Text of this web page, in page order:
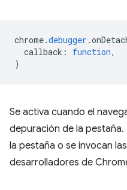
chrome.debugger .
callback : function,
)
Se activa cuando el
depuración de la
la pestaña o se invocan
desarrolladores de